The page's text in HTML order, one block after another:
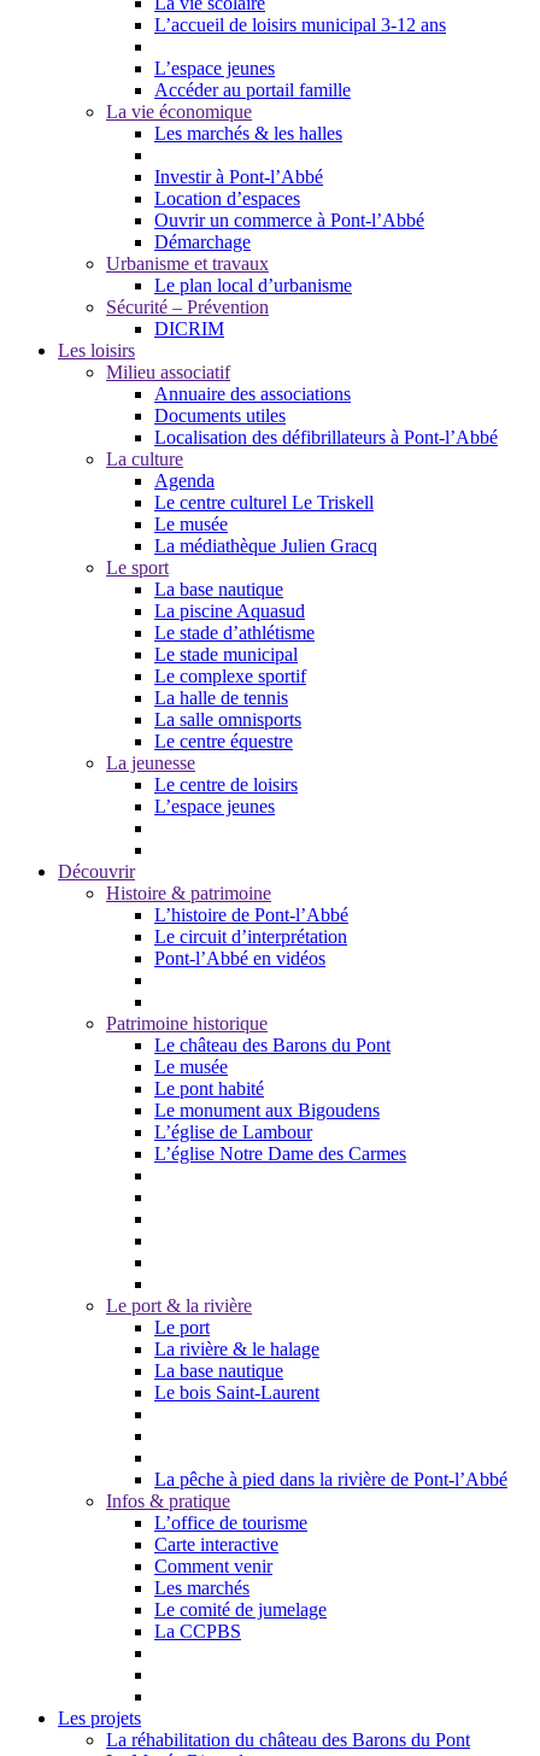
L’accueil de loisirs municipal 3-12 ans
L’espace jeunes
Accéder au portail famille
La vie économique
Les marchés & les halles
Investir à Pont-l’Abbé
Location d’espaces
Ouvrir un commerce à Pont-l’Abbé
Démarchage
Urbanisme et travaux
Le plan local d’urbanisme
Sécurité – Prévention
DICRIM
Les loisirs
Milieu associatif
Annuaire des associations
Documents utiles
Localisation des défibrillateurs à Pont-l’Abbé
La culture
Agenda
Le centre culturel Le Triskell
Le musée
La médiathèque Julien Gracq
Le sport
La base nautique
La piscine Aquasud
Le stade d’athlétisme
Le stade municipal
Le complexe sportif
La halle de tennis
La salle omnisports
Le centre équestre
La jeunesse
Le centre de loisirs
L’espace jeunes
Découvrir
Histoire & patrimoine
L’histoire de Pont-l’Abbé
Le circuit d’interprétation
Pont-l’Abbé en vidéos
Patrimoine historique
Le château des Barons du Pont
Le musée
Le pont habité
Le monument aux Bigoudens
L’église de Lambour
L’église Notre Dame des Carmes
Le port & la rivière
Le port
La rivière & le halage
La base nautique
Le bois Saint-Laurent
La pêche à pied dans la rivière de Pont-l’Abbé
Infos & pratique
L’office de tourisme
Carte interactive
Comment venir
Les marchés
Le comité de jumelage
La CCPBS
Les projets
La réhabilitation du château des Barons du Pont